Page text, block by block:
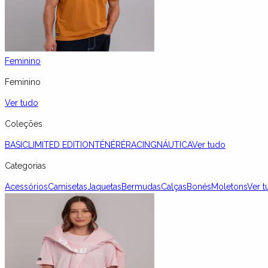
Feminino
Feminino
Ver tudo
Coleções
BASIC LIMITED EDITIONTÉNÉRÉRACINGNÁUTICAVer tudo
Categorias
AcessóriosCamisetasJaquetasBermudasCalçasBonésMoletonsVer